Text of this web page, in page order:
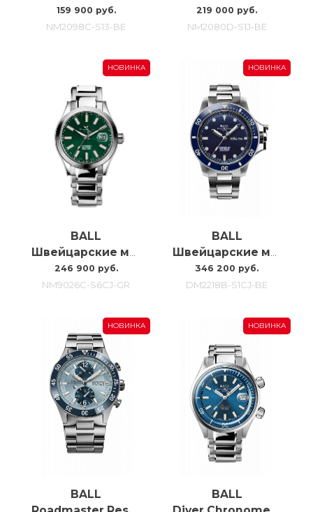
159 900 руб.
NM2098C-S13-BE
219 000 руб.
NM2080D-S1J-BE
НОВИНКА
BALL
246 900 руб.
NM9026C-S6CJ-GR
НОВИНКА
BALL
346 200 руб.
DM2218B-S1CJ-BE
НОВИНКА
BALL
НОВИНКА
BALL